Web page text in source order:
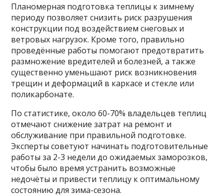
Планомерная подготовка теплицы к зимнему
периоду позволяет снизить риск разрушения
конструкции под воздействием снеговых и
ветровых нагрузок. Кроме того, правильно
проведённые работы помогают предотвратить
размножение вредителей и болезней, а также
существенно уменьшают риск возникновения
трещин и деформаций в каркасе и стекле или
поликарбонате.
По статистике, около 60-70% владельцев теплиц
отмечают снижение затрат на ремонт и
обслуживание при правильной подготовке.
Эксперты советуют начинать подготовительные
работы за 2-3 недели до ожидаемых заморозков,
чтобы было время устранить возможные
недочёты и привести теплицу к оптимальному
состоянию для зима-сезона.